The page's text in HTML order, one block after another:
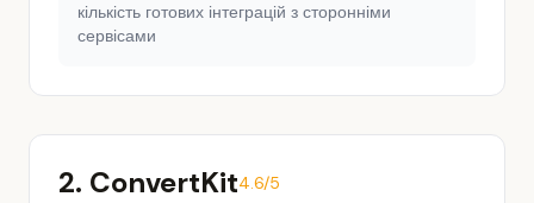
кількість готових інтеграцій з сторонніми
сервісами
2. ConvertKit4.6/5